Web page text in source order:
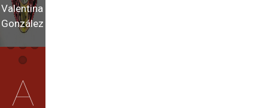
Valentina
González
A